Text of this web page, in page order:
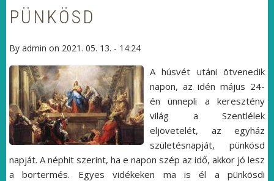
PÜNKÖSD
By admin on 2021. 05. 13. - 14:24
A húsvét utáni ötvenedik
napon, az idén május 24-
én ünnepli a keresztény
világ a Szentlélek
eljövetelét, az egyház
születésnapját, pünkösd
napját. A néphit szerint, ha e napon szép az idő, akkor jó lesz
a bortermés. Egyes vidékeken ma is él a pünkösdi